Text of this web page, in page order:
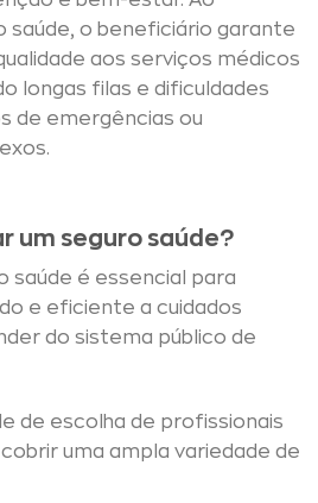
saúde, o beneficiário garante
aos serviços médicos
longas filas e dificuldades
de emergências ou
um seguro saúde?
saúde é essencial para
e eficiente a cuidados
do sistema público de
de escolha de profissionais
uma ampla variedade de